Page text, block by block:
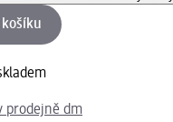
prodejně dm